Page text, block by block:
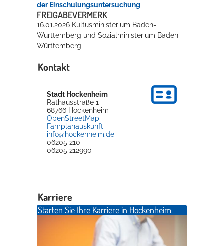
der Einschulungsuntersuchung
FREIGABEVERMERK
16.01.2026 Kultusministerium Baden-
Württemberg und Sozialministerium Baden-
Württemberg
Kontakt
Stadt Hockenheim
Rathausstraße 1
68766 Hockenheim
OpenStreetMap
Fahrplanauskunft
info@hockenheim.de
06205 210
06205 212990
Karriere
Starten Sie Ihre Karriere in Hockenheim